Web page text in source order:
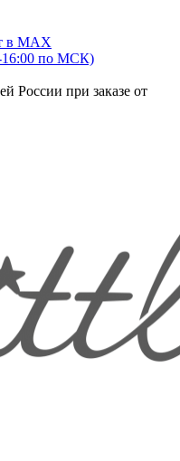
в MAX
16:00 по МСК)
России при заказе от